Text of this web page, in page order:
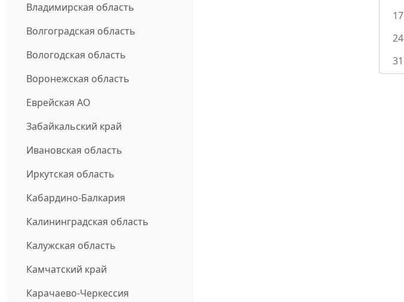
Владимирская область
Волгоградская область
Вологодская область
Воронежская область
Еврейская АО
Забайкальский край
Ивановская область
Иркутская область
Кабардино-Балкария
Калининградская область
Калужская область
Камчатский край
Карачаево-Черкессия
17
24
31